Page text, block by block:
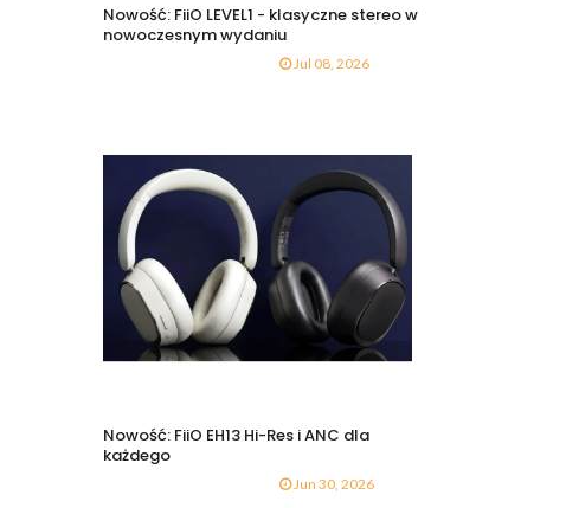
Nowość: FiiO LEVEL1 - klasyczne stereo w
nowoczesnym wydaniu
Jul 08, 2026
Nowość: FiiO EH13 Hi-Res i ANC dla
każdego
Jun 30, 2026